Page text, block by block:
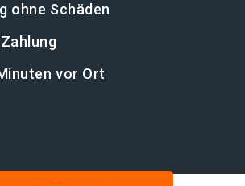
ohne Schäden
vor Ort